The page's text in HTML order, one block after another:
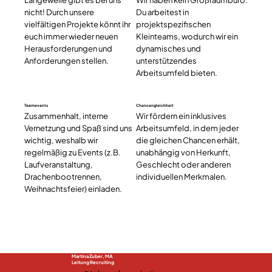
nicht! Durch unsere
vielfältigen Projekte könnt ihr
euch immer wieder neuen
Herausforderungen und
Anforderungen stellen.
Du arbeitest in
projektspezifischen
Kleinteams, wodurch wir ein
dynamisches und
unterstützendes
Arbeitsumfeld bieten.
Teamevents
Zusammenhalt, interne
Vernetzung und Spaß sind uns
wichtig, weshalb wir
regelmäßig zu Events (z.B.
Laufveranstaltung,
Drachenbootrennen,
Weihnachtsfeier) einladen.
Chancengleichheit
Wir fördern ein inklusives
Arbeitsumfeld, in dem jeder
die gleichen Chancen erhält,
unabhängig von Herkunft,
Geschlecht oder anderen
individuellen Merkmalen.
Martina Zuber, MA
Leitung Recruiting